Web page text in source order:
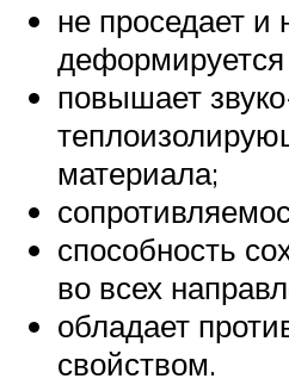
не проседает и
повышает
материала;
способность
во всех
обладает
свойством.